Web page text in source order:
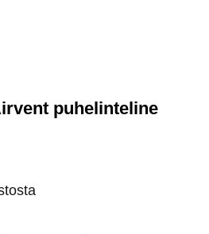
puhelinteline